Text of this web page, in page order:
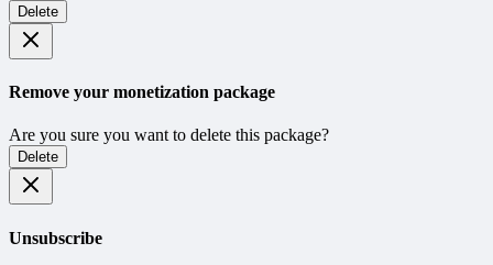
Delete
Remove your monetization package
Are you sure you want to delete this package?
Delete
Unsubscribe